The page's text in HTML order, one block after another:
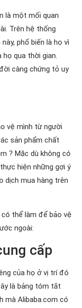
là một mối quan
Trên hệ thống
phổ biến là họ vì
qua thời gian.
càng chứng tỏ uy
vệ mình từ người
sản phẩm chất
? Mặc dù không có
hiện những gợi ý
dịch mua hàng trên
thể làm để bảo vệ
ngoài:
cấp
của họ ở vị trí đó
là bảng tóm tắt
mà Alibaba.com có